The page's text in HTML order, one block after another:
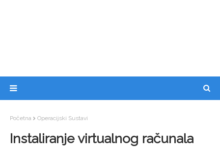
Početna Operacijski Sustavi
Instaliranje virtualnog računala